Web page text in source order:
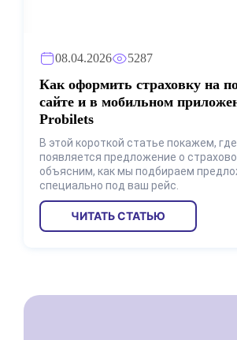
08.04.2026 5287
Как оформить страховку на
сайте и в мобильном
Probilets
В этой короткой статье покажем,
появляется предложение о
объясним, как мы подбираем
специально под ваш рейс.
ЧИТАТЬ СТАТЬЮ